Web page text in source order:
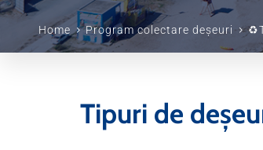
Home Program colectare deșeuri
Tipuri de